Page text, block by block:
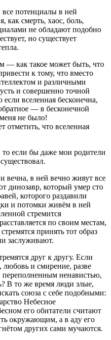
все потенциалы в ней
как смерть, хаос, боль,
не обладают подобно
но существует
— как такое может быть, что
к тому, что вместо
и различными
и совершенно точной
вселенная бесконечна,
— в бесконечной
не было!
отметить, что вселенная
то если бы даже мои родители
вечна, в ней вечно живут все
динозавр, который умер сто
которого раздавили
и потомки живём в ней
стремится
по своим местам,
принять тот образ
заслуживают.
друг к другу. Если
любовь и смирение, разве
переполненным ненавистью,
В то же время люди злые,
союза с себе подобными:
Небесное
его обитатели считают
окружающим, а в аду его
других сами мучаются.